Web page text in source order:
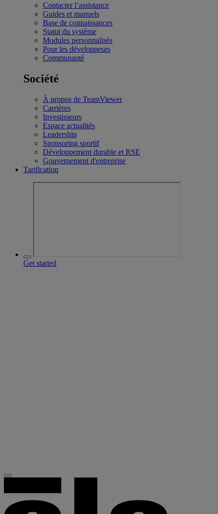
Contacter l’assistance
Guides et manuels
Base de connaissances
Statut du système
Modules personnalisés
Pour les développeurs
Communauté
Société
À propos de TeamViewer
Carrières
Investisseurs
Espace actualités
Leadership
Sponsoring sportif
Développement durable et RSE
Gouvernement d'entreprise
Tarification
Get started